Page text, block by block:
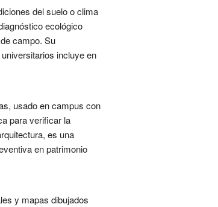
del suelo o clima
ecológico
campo. Su
incluye en
usado en campus con
para verificar la
es una
en patrimonio
y mapas dibujados